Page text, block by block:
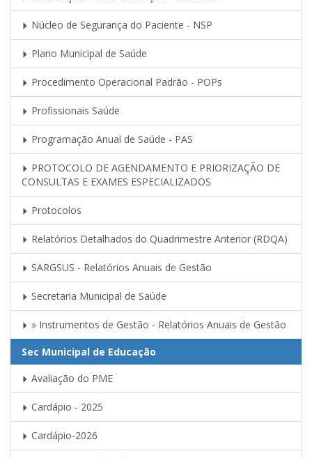
Núcleo de Segurança do Paciente - NSP
Plano Municipal de Saúde
Procedimento Operacional Padrão - POPs
Profissionais Saúde
Programação Anual de Saúde - PAS
PROTOCOLO DE AGENDAMENTO E PRIORIZAÇÃO DE
CONSULTAS E EXAMES ESPECIALIZADOS
Protocolos
Relatórios Detalhados do Quadrimestre Anterior (RDQA)
SARGSUS - Relatórios Anuais de Gestão
Secretaria Municipal de Saúde
» Instrumentos de Gestão - Relatórios Anuais de Gestão
Sec Municipal de Educação
Avaliação do PME
Cardápio - 2025
Cardápio-2026